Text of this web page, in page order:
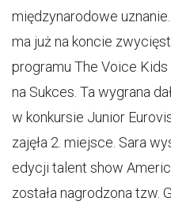
międzynarodowe
ma już na koncie
programu The Voice
na Sukces. Ta wygrana
w konkursie Junior
zajęła 2. miejsce. Sara
edycji talent show
została nagrodzona tzw.